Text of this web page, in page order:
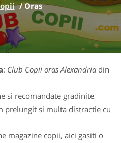
/Oras
: Club Copii oras Alexandria din
si recomandate gradinite
prelungit si multa distractie cu
magazine copii, aici gasiti o